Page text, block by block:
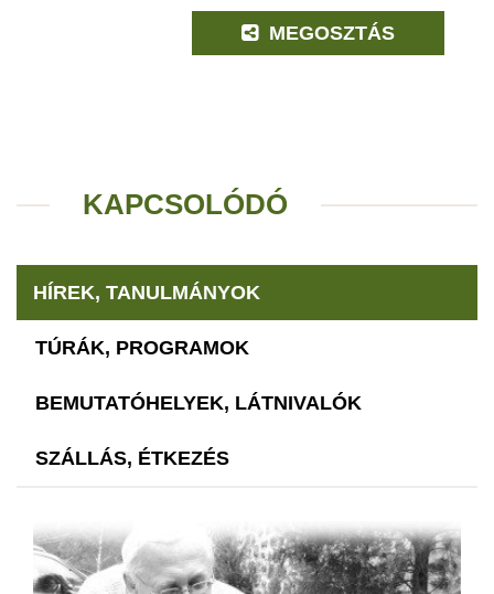
MEGOSZTÁS
KAPCSOLÓDÓ
HÍREK, TANULMÁNYOK
TÚRÁK, PROGRAMOK
BEMUTATÓHELYEK, LÁTNIVALÓK
SZÁLLÁS, ÉTKEZÉS